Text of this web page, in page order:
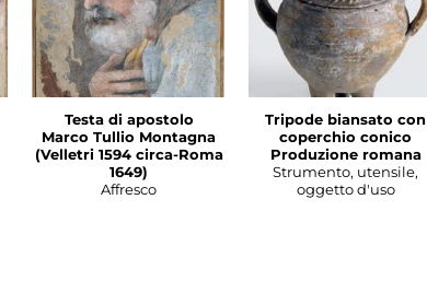
Testa di apostolo
Marco Tullio Montagna
(Velletri 1594 circa-Roma
1649)
Affresco
Tripode biansato con
coperchio conico
Produzione romana
Strumento, utensile,
oggetto d'uso